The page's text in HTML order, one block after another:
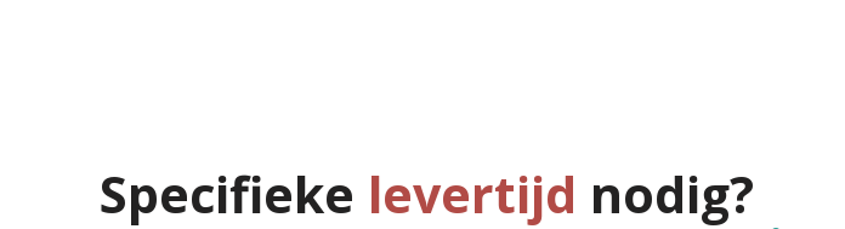
Specifieke levertijd nodig?